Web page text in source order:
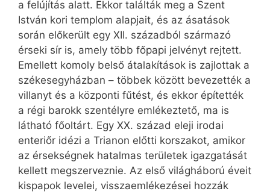
a felújítás alatt. Ekkor találták meg a Szent
István kori templom alapjait, és az ásatások
során előkerült egy XII. századból származó
érseki sír is, amely több főpapi jelvényt rejtett.
Emellett komoly belső átalakítások is zajlottak a
székesegyházban – többek között bevezették a
villanyt és a központi fűtést, és ekkor építették
a régi barokk szentélyre emlékeztető, ma is
látható főoltárt. Egy XX. század eleji irodai
enteriőr idézi a Trianon előtti korszakot, amikor
az érsekségnek hatalmas területek igazgatását
kellett megszerveznie. Az első világháború éveit
kispapok levelei, visszaemlékezései hozzák